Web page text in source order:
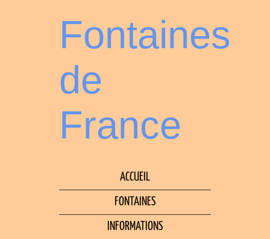
Fontaines
de
France
ACCUEIL
FONTAINES
INFORMATIONS